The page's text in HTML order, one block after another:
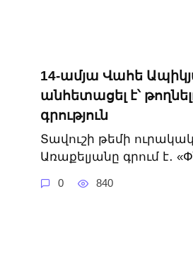
14-ամյա Վահե
անհետացել է՝
գրություն
Տավուշի թեմի
Առաքելյանը գրում է․
0 840